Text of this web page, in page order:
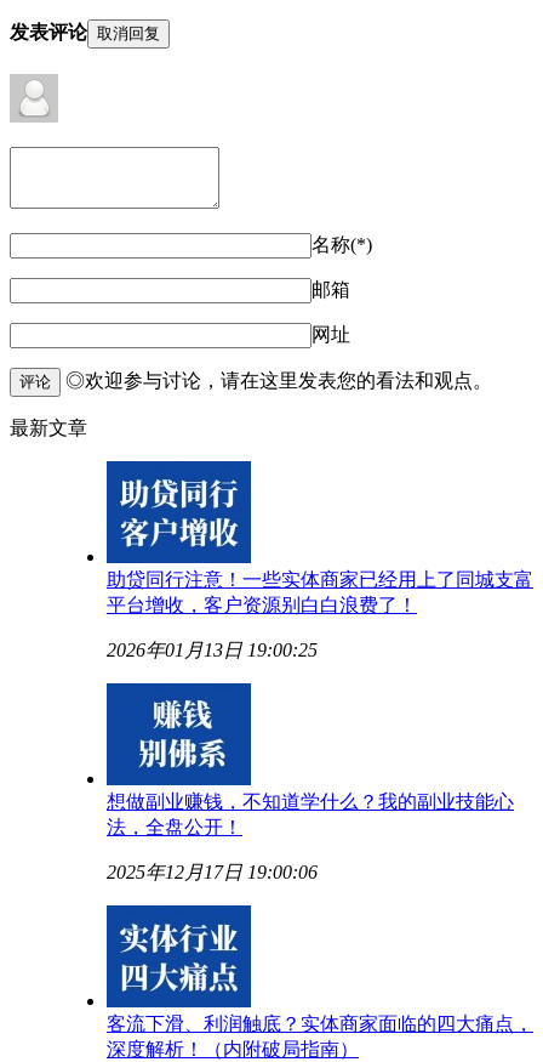
发表评论 取消回复
名称(*)
邮箱
网址
评论 ◎欢迎参与讨论，请在这里发表您的看法和观点。
最新文章
助贷同行注意！一些实体商家已经用上了同城支富
平台增收，客户资源别白白浪费了！
2026年01月13日 19:00:25
想做副业赚钱，不知道学什么？我的副业技能心
法，全盘公开！
2025年12月17日 19:00:06
客流下滑、利润触底？实体商家面临的四大痛点，
深度解析！（内附破局指南）